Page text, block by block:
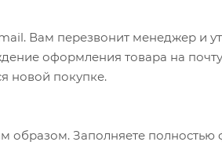
Вам перезвонит менеджер и
оформления товара на
новой покупке.
образом. Заполняете полностью